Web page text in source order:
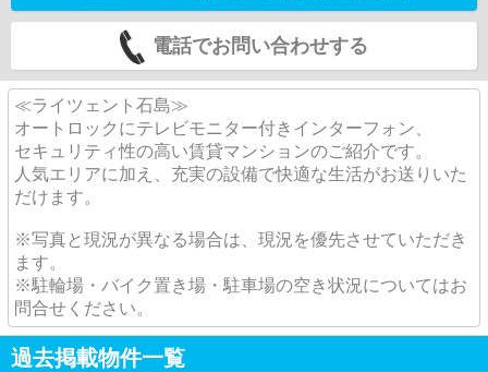
電話でお問い合わせする
≪ライツェント石島≫
オートロックにテレビモニター付きインターフォン、
セキュリティ性の高い賃貸マンションのご紹介です。
人気エリアに加え、充実の設備で快適な生活がお送りいた
だけます。
※写真と現況が異なる場合は、現況を優先させていただき
ます。
※駐輪場・バイク置き場・駐車場の空き状況についてはお
問合せください。
過去掲載物件一覧